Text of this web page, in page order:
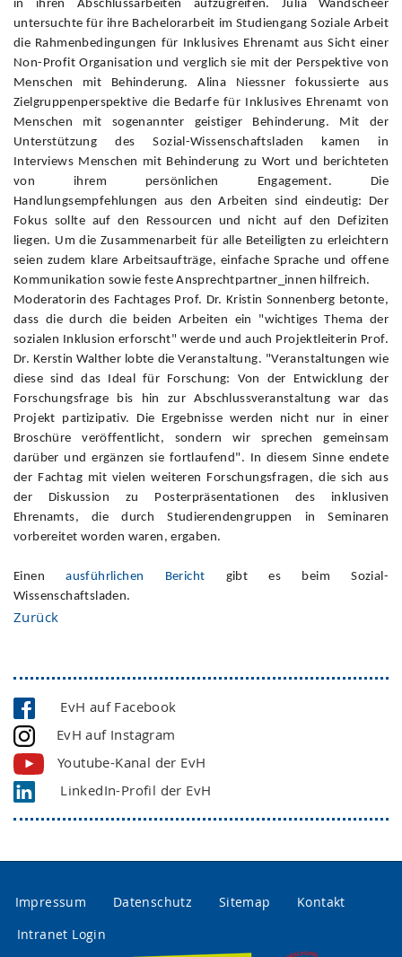
in ihren Abschlussarbeiten aufzugreifen. Julia Wandscheer
untersuchte für ihre Bachelorarbeit im Studiengang Soziale Arbeit
die Rahmenbedingungen für Inklusives Ehrenamt aus Sicht einer
Non-Profit Organisation und verglich sie mit der Perspektive von
Menschen mit Behinderung. Alina Niessner fokussierte aus
Zielgruppenperspektive die Bedarfe für Inklusives Ehrenamt von
Menschen mit sogenannter geistiger Behinderung. Mit der
Unterstützung des Sozial-Wissenschaftsladen kamen in
Interviews Menschen mit Behinderung zu Wort und berichteten
von ihrem persönlichen Engagement. Die
Handlungsempfehlungen aus den Arbeiten sind eindeutig: Der
Fokus sollte auf den Ressourcen und nicht auf den Defiziten
liegen. Um die Zusammenarbeit für alle Beteiligten zu erleichtern
seien zudem klare Arbeitsaufträge, einfache Sprache und offene
Kommunikation sowie feste Ansprechtpartner_innen hilfreich.
Moderatorin des Fachtages Prof. Dr. Kristin Sonnenberg betonte,
dass die durch die beiden Arbeiten ein "wichtiges Thema der
sozialen Inklusion erforscht" werde und auch Projektleiterin Prof.
Dr. Kerstin Walther lobte die Veranstaltung. "Veranstaltungen wie
diese sind das Ideal für Forschung: Von der Entwicklung der
Forschungsfrage bis hin zur Abschlussveranstaltung war das
Projekt partizipativ. Die Ergebnisse werden nicht nur in einer
Broschüre veröffentlicht, sondern wir sprechen gemeinsam
darüber und ergänzen sie fortlaufend". In diesem Sinne endete
der Fachtag mit vielen weiteren Forschungsfragen, die sich aus
der Diskussion zu Posterpräsentationen des inklusiven
Ehrenamts, die durch Studierendengruppen in Seminaren
vorbereitet worden waren, ergaben.
Einen ausführlichen Bericht gibt es beim Sozial-
Wissenschaftsladen.
Zurück
EvH auf Facebook
EvH auf Instagram
Youtube-Kanal der EvH
LinkedIn-Profil der EvH
Impressum Datenschutz Sitemap
Kontakt
Intranet Login